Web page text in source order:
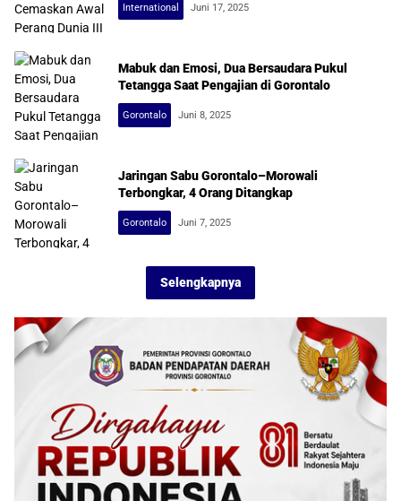
International Juni 17, 2025
Mabuk dan Emosi, Dua Bersaudara Pukul
Tetangga Saat Pengajian di Gorontalo
Gorontalo Juni 8, 2025
Jaringan Sabu Gorontalo–Morowali
Terbongkar, 4 Orang Ditangkap
Gorontalo Juni 7, 2025
Selengkapnya